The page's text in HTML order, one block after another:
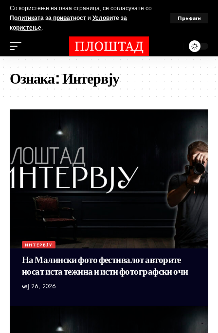
Со користење на оваа страница, се согласувате со
Политиката за приватност и Условите за
користење.
Прифати
Ознака:Интервју
ИНТЕРВЈУ
На Малински фото фестивалот авторите
носат иста тежина и исти фотографски очи
мај 26, 2026